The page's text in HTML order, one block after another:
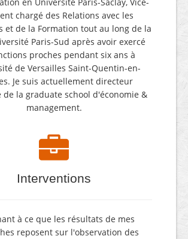
chargé des Relations avec les
et de la Formation tout au long de la
Paris-Sud après avoir exercé
proches pendant six ans à
de Versailles Saint-Quentin-en-
Je suis actuellement directeur
de la graduate school d'économie &
management.
Interventions
à ce que les résultats de mes
reposent sur l'observation des